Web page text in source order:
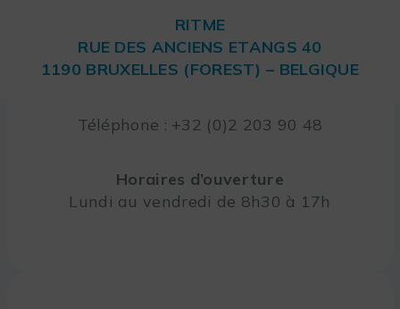
RITME
RUE DES ANCIENS ETANGS 40
1190 BRUXELLES (FOREST) – BELGIQUE
Téléphone : +32 (0)2 203 90 48
Horaires d’ouverture
Lundi au vendredi de 8h30 à 17h